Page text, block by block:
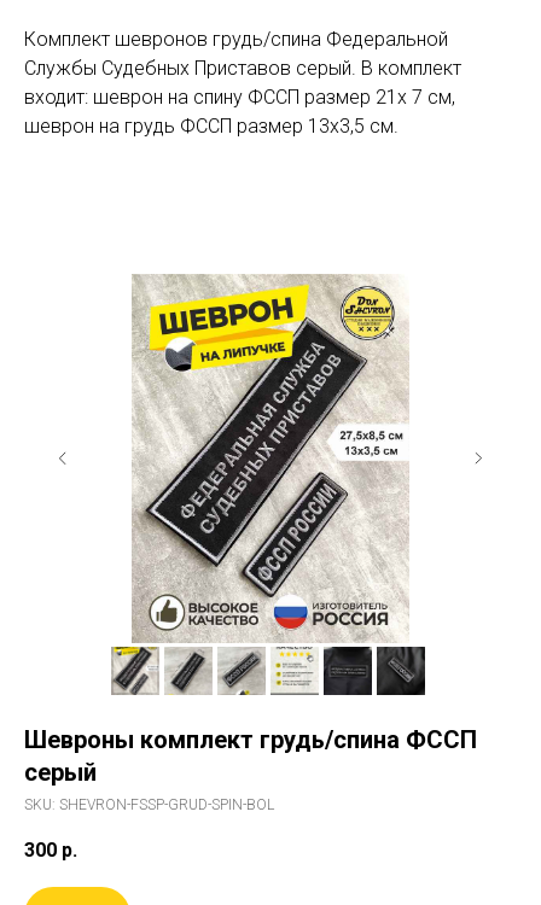
Комплект шевронов грудь/спина Федеральной
Службы Судебных Приставов серый. В комплект
входит: шеврон на спину ФССП размер 21х 7 см,
шеврон на грудь ФССП размер 13х3,5 см.
Шевроны комплект грудь/спина ФССП
серый
SKU: SHEVRON-FSSP-GRUD-SPIN-BOL
300 р.